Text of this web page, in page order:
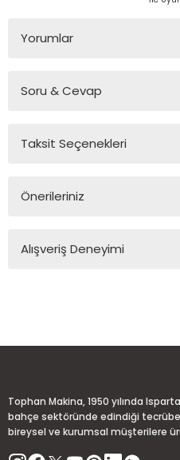
Yorumlar
Soru & Cevap
Ürün hakkında
Taksit Seçenekleri
Önerileriniz
konularda yetersiz
Bu ürüne benzer farklı
Alışveriş Deneyimi
Tophan Makina, 1950 yılında
bahçe sektöründe edindiği
bireysel ve kurumsal müşterilere